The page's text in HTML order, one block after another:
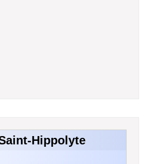
Hippolyte